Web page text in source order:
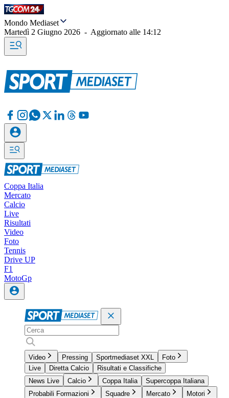
Mondo Mediaset
Martedì 2 Giugno 2026 - Aggiornato alle 14:12
Coppa Italia
Mercato
Calcio
Live
Risultati
Video
Foto
Tennis
Drive UP
F1
MotoGp
Video Pressing Sportmediaset XXL
Foto
Live
Diretta Calcio
Risultati e Classifiche
News Live
Calcio Coppa Italia
Supercoppa Italiana
Probabili Formazioni
Squadre Mercato
Motori